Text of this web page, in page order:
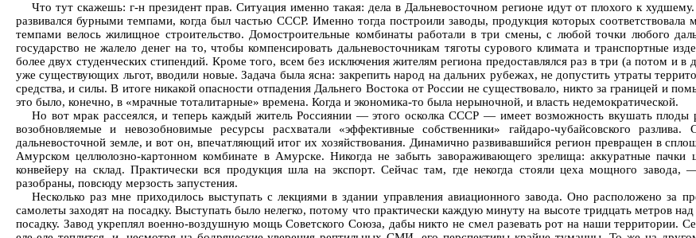
Что тут скажешь: г-н президент прав. Ситуация именно такая: дела в Дальневосточном регионе идут от плохого к
развивался бурными темпами, когда был частью СССР. Именно тогда построили заводы, продукция которых
темпами велось жилищное строительство. Домостроительные комбинаты работали в три смены, с любой точки любого
государство не жалело денег на то, чтобы компенсировать дальневосточникам тяготы сурового климата и транспортные
более двух студенческих стипендий. Кроме того, всем без исключения жителям региона предоставлялся раз в три (а потом и
уже существующих льгот, вводили новые. Задача была ясна: закрепить народ на дальних рубежах, не допустить утраты
средства, и силы. В итоге никакой опасности отпадения Дальнего Востока от России не существовало, никто за границей и
это было, конечно, в «мрачные тоталитарные» времена. Когда и экономика-то была нерыночной, и власть недемократической.
Но вот мрак рассеялся, и теперь каждый житель Россиянии — этого осколка СССР — имеет возможность вкушать плоды
возобновляемые и невозобновимые ресурсы расхватали «эффективные собственники» гайдаро-чубайсовского
дальневосточной земле, и вот он, впечатляющий итог их хозяйствования. Динамично развивавшийся регион превращен в
Амурском целлюлозно-картонном комбинате в Амурске. Никогда не забыть завораживающего зрелища: аккуратные
конвейеру на склад. Практически вся продукция шла на экспорт. Сейчас там, где некогда стояли цеха мощного
разобраны, повсюду мерзость запустения.
Несколько раз мне приходилось выступать с лекциями в здании управления авиационного завода. Оно расположено за
самолеты заходят на посадку. Выступать было нелегко, потому что практически каждую минуту на высоте тридцать метров
посадку. Завод укреплял военно-воздушную мощь Советского Союза, дабы никто не смел разевать рот на наши территории.